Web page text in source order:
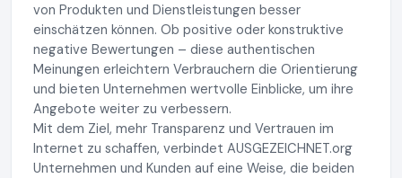
von Produkten und Dienstleistungen besser
einschätzen können. Ob positive oder konstruktive
negative Bewertungen – diese authentischen
Meinungen erleichtern Verbrauchern die Orientierung
und bieten Unternehmen wertvolle Einblicke, um ihre
Angebote weiter zu verbessern.
Mit dem Ziel, mehr Transparenz und Vertrauen im
Internet zu schaffen, verbindet AUSGEZEICHNET.org
Unternehmen und Kunden auf eine Weise, die beiden